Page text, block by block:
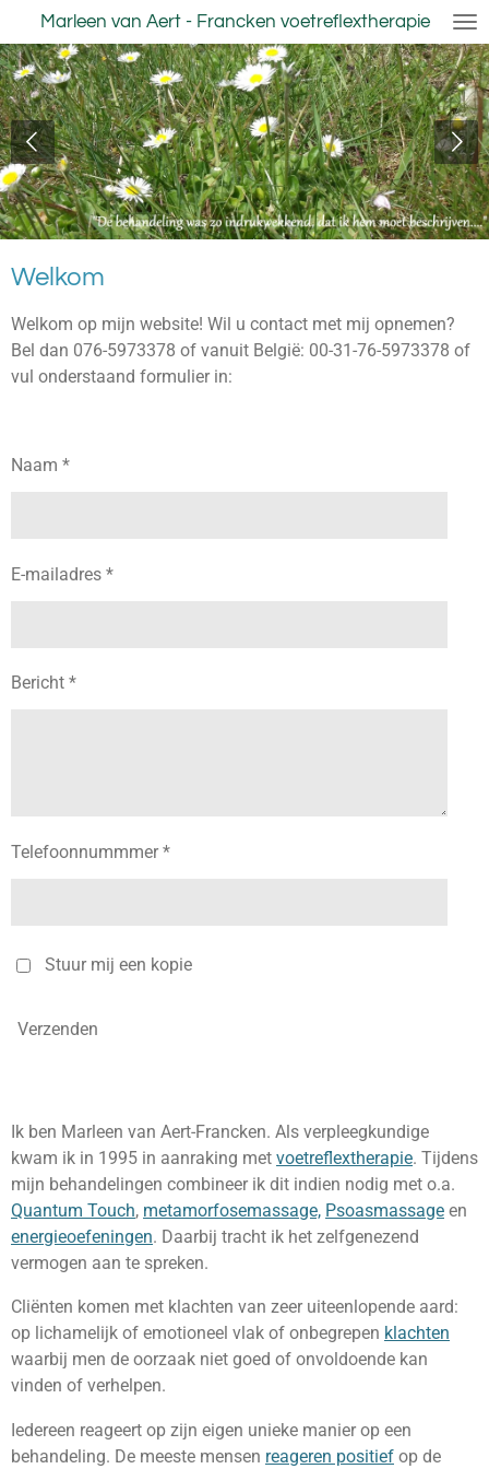
direct
naar
de
hoofdinhoud
Marleen van Aert - Francken voetreflextherapie
Welkom
Welkom op mijn website! Wil u contact met mij opnemen?
Bel dan 076-5973378 of vanuit België: 00-31-76-5973378 of
vul onderstaand formulier in:
Naam *
E-mailadres *
Bericht *
Telefoonnummmer *
Stuur mij een kopie
Verzenden
Ik ben Marleen van Aert-Francken. Als verpleegkundige
kwam ik in 1995 in aanraking met voetreflextherapie. Tijdens
mijn behandelingen combineer ik dit indien nodig met o.a.
Quantum Touch, metamorfosemassage, Psoasmassage en
energieoefeningen. Daarbij tracht ik het zelfgenezend
vermogen aan te spreken.
Cliënten komen met klachten van zeer uiteenlopende aard:
op lichamelijk of emotioneel vlak of onbegrepen klachten
waarbij men de oorzaak niet goed of onvoldoende kan
vinden of verhelpen.
Iedereen reageert op zijn eigen unieke manier op een
behandeling. De meeste mensen reageren positief op de